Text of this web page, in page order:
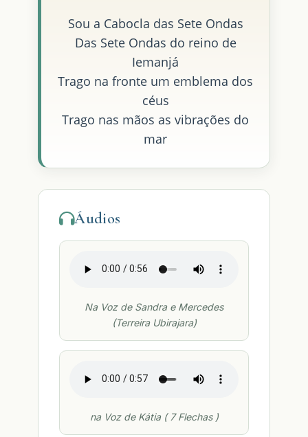
Sou a Cabocla das Sete Ondas
Das Sete Ondas do reino de
Iemanjá
Trago na fronte um emblema dos
céus
Trago nas mãos as vibrações do
mar
Áudios
Na Voz de Sandra e Mercedes
(Terreira Ubirajara)
na Voz de Kátia ( 7 Flechas )